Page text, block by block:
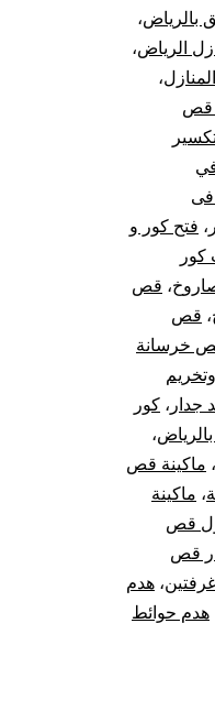
بالرياض،
الرياض،
،
قص
، فتح كور و
كور
، قص
، قص
خرسانة
جدار ، كور
،
، ماكينة قص
، ماكينة
قص
قص
، هدم
هدم حوائط